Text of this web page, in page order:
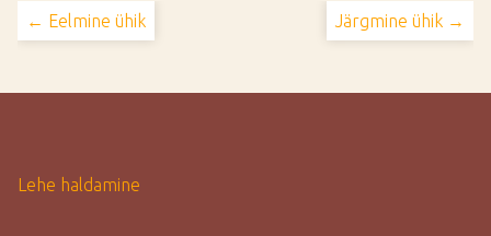
← Eelmine ühik Järgmine ühik →
Lehe haldamine